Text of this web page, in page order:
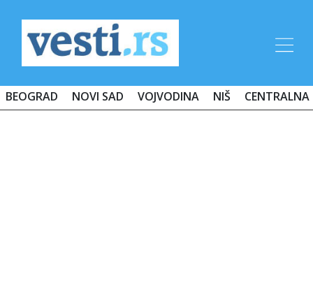
BEOGRAD NOVI SAD VOJVODINA NIŠ CENTRALNA